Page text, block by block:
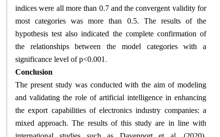
indices were all more than 0.7 and the convergent validity for
most categories was more than 0.5. The results of the
hypothesis test also indicated the complete confirmation of
the relationships between the model categories with a
significance level of p<0.001 .
Conclusion
The present study was conducted with the aim of modeling
and validating the role of artificial intelligence in enhancing
the export capabilities of electronics industry companies: a
mixed approach. The results of this study are in line with